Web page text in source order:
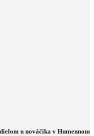
u nováčika v Humennom